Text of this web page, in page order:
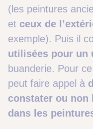
(les peintures
et ceux de
exemple). Puis il
utilisées pour un
buanderie. Pour
peut faire appel à
constater ou non
dans les